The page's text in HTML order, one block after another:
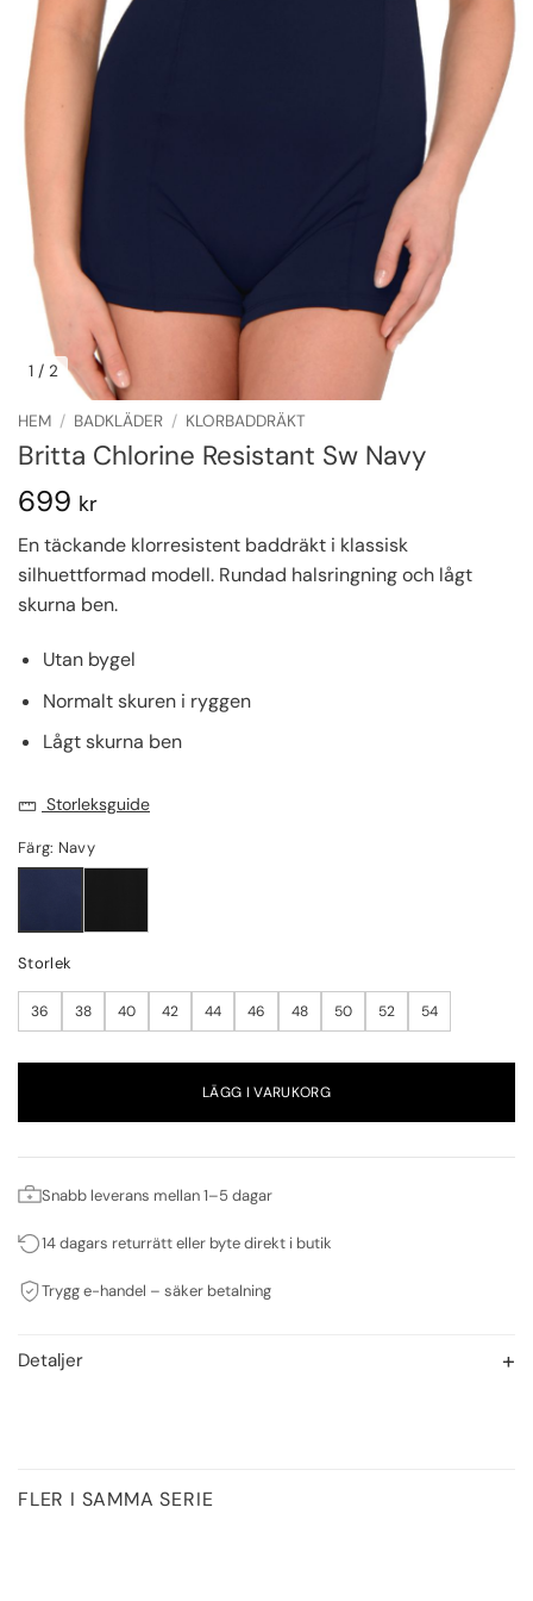
1 / 2
HEM / BADKLÄDER / KLORBADDRÄKT
Britta Chlorine Resistant Sw Navy
699 kr
En täckande klorresistent baddräkt i klassisk
silhuettformad modell. Rundad halsringning och lågt
skurna ben.
Utan bygel
Normalt skuren i ryggen
Lågt skurna ben
Storleksguide
Färg: Navy
Storlek
36 38 40 42 44 46 48 50 52 54
LÄGG I VARUKORG
Snabb leverans mellan 1–5 dagar
14 dagars returrätt eller byte direkt i butik
Trygg e-handel – säker betalning
Detaljer
FLER I SAMMA SERIE